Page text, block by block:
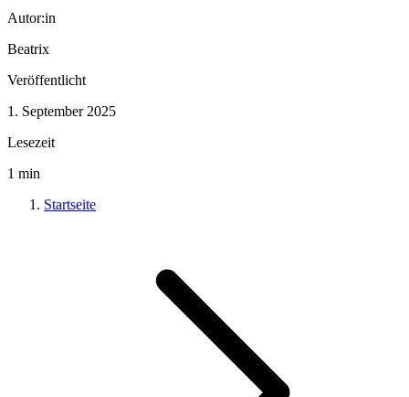
Autor:in
Beatrix
Veröffentlicht
1. September 2025
Lesezeit
1 min
Startseite